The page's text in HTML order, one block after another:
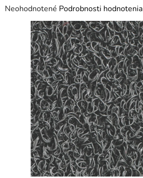
Priemerné
hodnotenie
produktu
hviezdičiek.
Neohodnotené Podrobnosti hodnotenia